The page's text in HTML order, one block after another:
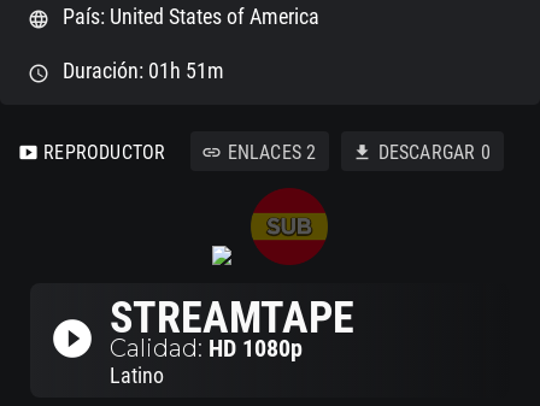
language País: United States of America
schedule Duración: 01h 51m
smart_display REPRODUCTOR link ENLACES 2 download DESCARGAR 0
play_circle_filled STREAMTAPE
Calidad: HD 1080p
Latino